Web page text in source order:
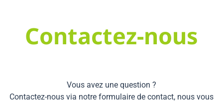
Contactez-nous
Vous avez une question ?
Contactez-nous via notre formulaire de contact, nous vous